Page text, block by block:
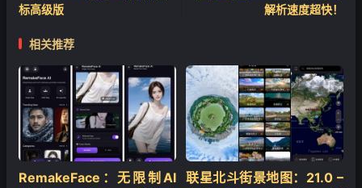
标高级版
解析速度超快！
相关推荐
RemakeFace：无限制AI
联星北斗街景地图：21.0 –